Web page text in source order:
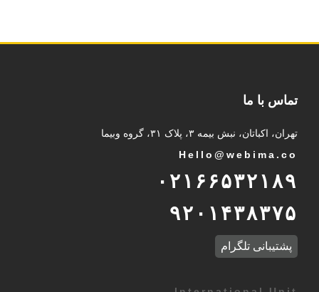
تماس با ما
تهران، اکباتان، نبش بیمه ۳، پلاک ۳۱، گروه وبیما
Hello@webima.co
۰۲۱۶۶۵۳۲۱۸۹
۹۲۰۱۴۳۸۳۷۵
پشتیبانی تلگرام